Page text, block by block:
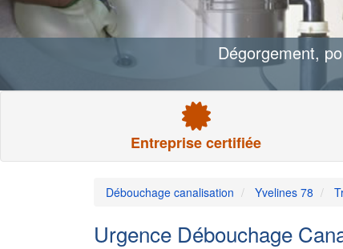
Dégorgement,
Entreprise certifiée
Débouchage canalisation Yvelines 78
Urgence Débouchage